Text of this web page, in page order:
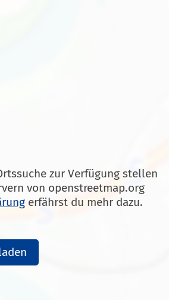
zur Verfügung stellen
von openstreetmap.org
erfährst du mehr dazu.